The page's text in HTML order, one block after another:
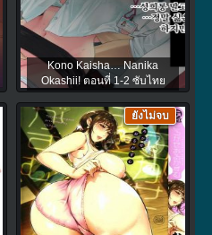
Kono Kaisha… Nanika
Okashii! ตอนที่ 1-2 ซับไทย
ยังไม่จบ